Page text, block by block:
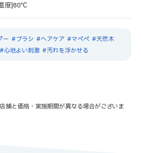
度]80℃
ー ブラシ ヘアケア マペペ
天然木
心地よい刺激 汚れを浮かせる
舗と価格・実施期間が異なる場合がございま